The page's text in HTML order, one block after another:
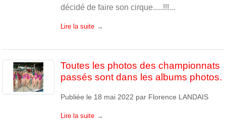
décidé de faire son cirque.....!!!...
Lire la suite
Toutes les photos des championnats
passés sont dans les albums photos.
Publiée le 18 mai 2022 par Florence LANDAIS
Lire la suite